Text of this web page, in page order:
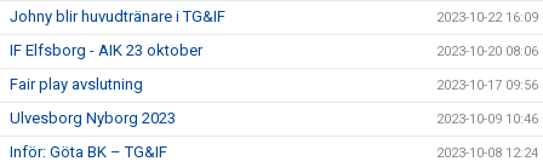
Johny blir huvudtränare i TG&IF 2023-10-22 16:09
IF Elfsborg - AIK 23 oktober 2023-10-20 08:06
Fair play avslutning 2023-10-17 09:56
Ulvesborg Nyborg 2023 2023-10-09 10:46
Inför: Göta BK – TG&IF 2023-10-08 12:24